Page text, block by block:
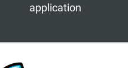
application